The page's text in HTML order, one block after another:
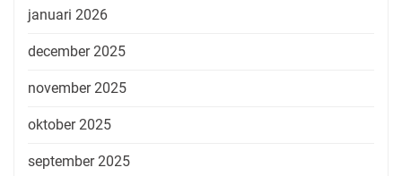
januari 2026
december 2025
november 2025
oktober 2025
september 2025